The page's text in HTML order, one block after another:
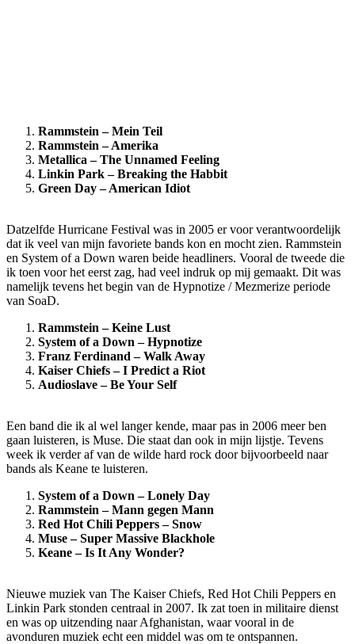
Rammstein – Mein Teil
Rammstein – Amerika
Metallica – The Unnamed Feeling
Linkin Park – Breaking the Habbit
Green Day – American Idiot
Datzelfde Hurricane Festival was in 2005 er voor verantwoordelijk
dat ik veel van mijn favoriete bands kon en mocht zien. Rammstein
en System of a Down waren beide headliners. Vooral de tweede die
ik toen voor het eerst zag, had veel indruk op mij gemaakt. Dit was
namelijk tevens het begin van de Hypnotize / Mezmerize periode
van SoaD.
Rammstein – Keine Lust
System of a Down – Hypnotize
Franz Ferdinand – Walk Away
Kaiser Chiefs – I Predict a Riot
Audioslave – Be Your Self
Een band die ik al wel langer kende, maar pas in 2006 meer ben
gaan luisteren, is Muse. Die staat dan ook in mijn lijstje. Tevens
week ik verder af van de wilde hard rock door bijvoorbeeld naar
bands als Keane te luisteren.
System of a Down – Lonely Day
Rammstein – Mann gegen Mann
Red Hot Chili Peppers – Snow
Muse – Super Massive Blackhole
Keane – Is It Any Wonder?
Nieuwe muziek van The Kaiser Chiefs, Red Hot Chili Peppers en
Linkin Park stonden centraal in 2007. Ik zat toen in militaire dienst
en was op uitzending naar Afghanistan, waar vooral in de
avonduren muziek echt een middel was om te ontspannen.